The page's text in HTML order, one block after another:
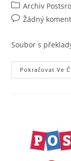
Archiv
Žádný
Soubor s
Pokračovat Ve